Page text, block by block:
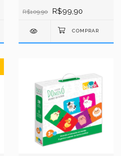
meses, 10 peças, Tooky
R$109,90 R$99,90